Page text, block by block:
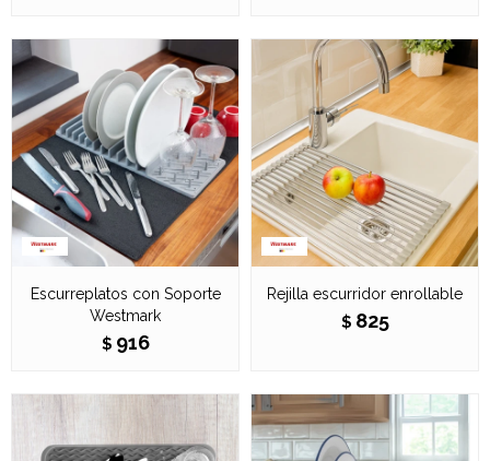
Escurreplatos con Soporte
Westmark
$ 916
Rejilla escurridor enrollable
$ 825